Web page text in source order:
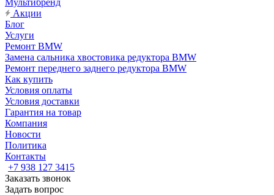
Мультибренд
Акции
Блог
Услуги
Ремонт BMW
Замена сальника хвостовика редуктора BMW
Ремонт переднего заднего редуктора BMW
Как купить
Условия оплаты
Условия доставки
Гарантия на товар
Компания
Новости
Политика
Контакты
+7 938 127 3415
Заказать звонок
Задать вопрос